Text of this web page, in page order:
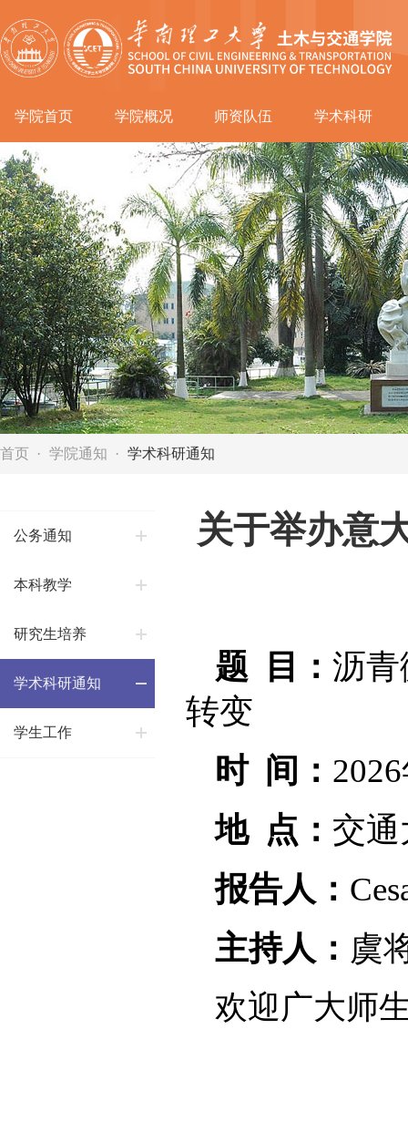
学院首页 学院概况 师资队伍 学术科研
首页 学院通知 学术科研通知
公务通知
本科教学
研究生培养
学术科研通知
学生工作
关于举办意
题 目： 沥
转变
时 间：
地 点： 交通
报告人：
主持人： 虞
欢迎广大师